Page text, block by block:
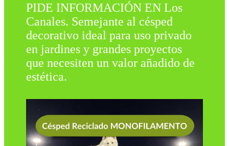
PIDE INFORMACIÓN EN Los
Canales. Semejante al césped
decorativo ideal para uso privado
en jardines y grandes proyectos
que necesiten un valor añadido de
estética.